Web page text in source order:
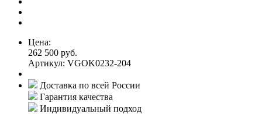
Цена:
262 500 руб.
Артикул: VGOK0232-204
Доставка по всей России
Гарантия качества
Индивидуальный подход